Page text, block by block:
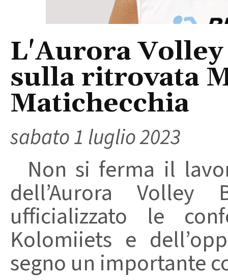
L'Aurora
sulla ritrovata
Matichecchia
sabato 1 luglio 2023
Non si ferma il
dell’Aurora
ufficializzato le
Kolomiiets e
segno un importante